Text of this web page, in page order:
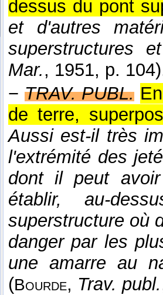
dessus du pont
et d'autres
superstructures
Mar., 1951, p.
− TRAV. PUBL.
de terre,
Aussi est-il très
l'extrémité des
dont il peut
établir, au-
superstructure où
danger par les
une amarre au
(Bourde, Trav. publ.